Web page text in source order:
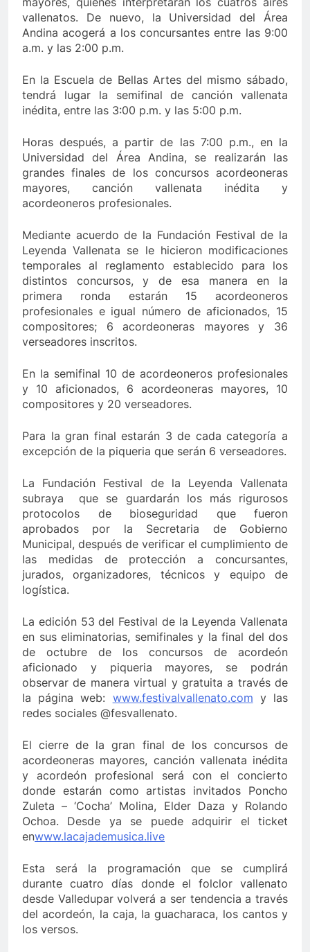
vallenatos. De nuevo, la Universidad del Área
Andina acogerá a los concursantes entre las 9:00
a.m. y las 2:00 p.m.
En la Escuela de Bellas Artes del mismo sábado,
tendrá lugar la semifinal de canción vallenata
inédita, entre las 3:00 p.m. y las 5:00 p.m.
Horas después, a partir de las 7:00 p.m., en la
Universidad del Área Andina, se realizarán las
grandes finales de los concursos acordeoneras
mayores, canción vallenata inédita y
acordeoneros profesionales.
Mediante acuerdo de la Fundación Festival de la
Leyenda Vallenata se le hicieron modificaciones
temporales al reglamento establecido para los
distintos concursos, y de esa manera en la
primera ronda estarán 15 acordeoneros
profesionales e igual número de aficionados, 15
compositores; 6 acordeoneras mayores y 36
verseadores inscritos.
En la semifinal 10 de acordeoneros profesionales
y 10 aficionados, 6 acordeoneras mayores, 10
compositores y 20 verseadores.
Para la gran final estarán 3 de cada categoría a
excepción de la piqueria que serán 6 verseadores.
La Fundación Festival de la Leyenda Vallenata
subraya que se guardarán los más rigurosos
protocolos de bioseguridad que fueron
aprobados por la Secretaria de Gobierno
Municipal, después de verificar el cumplimiento de
las medidas de protección a concursantes,
jurados, organizadores, técnicos y equipo de
logística.
La edición 53 del Festival de la Leyenda Vallenata
en sus eliminatorias, semifinales y la final del dos
de octubre de los concursos de acordeón
aficionado y piqueria mayores, se podrán
observar de manera virtual y gratuita a través de
la página web: www.festivalvallenato.com y las
redes sociales @fesvallenato.
El cierre de la gran final de los concursos de
acordeoneras mayores, canción vallenata inédita
y acordeón profesional será con el concierto
donde estarán como artistas invitados Poncho
Zuleta – ‘Cocha’ Molina, Elder Daza y Rolando
Ochoa. Desde ya se puede adquirir el ticket
enwww.lacajademusica.live
Esta será la programación que se cumplirá
durante cuatro días donde el folclor vallenato
desde Valledupar volverá a ser tendencia a través
del acordeón, la caja, la guacharaca, los cantos y
los versos.